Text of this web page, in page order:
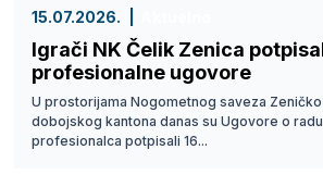
15.07.2026.
Igrači NK Čelik Zenica
profesionalne ugovore
U prostorijama Nogometnog saveza
dobojskog kantona danas su Ugovore o
profesionalca potpisali 16...